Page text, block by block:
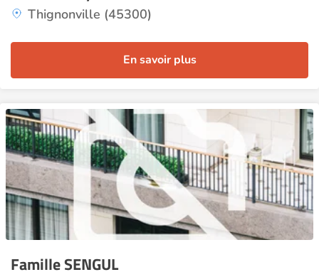
Thignonville (45300)
En savoir plus
Famille SENGUL